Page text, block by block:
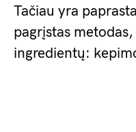
Tačiau yra
pagrįstas
ingredientų: